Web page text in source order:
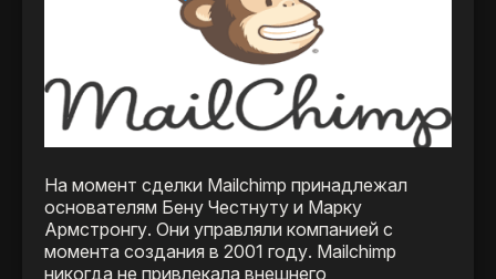
На момент сделки Mailchimp принадлежал
основателям Бену Честнуту и Марку
Армстронгу. Они управляли компанией с
момента создания в 2001 году. Mailchimp
никогда не привлекала внешнего